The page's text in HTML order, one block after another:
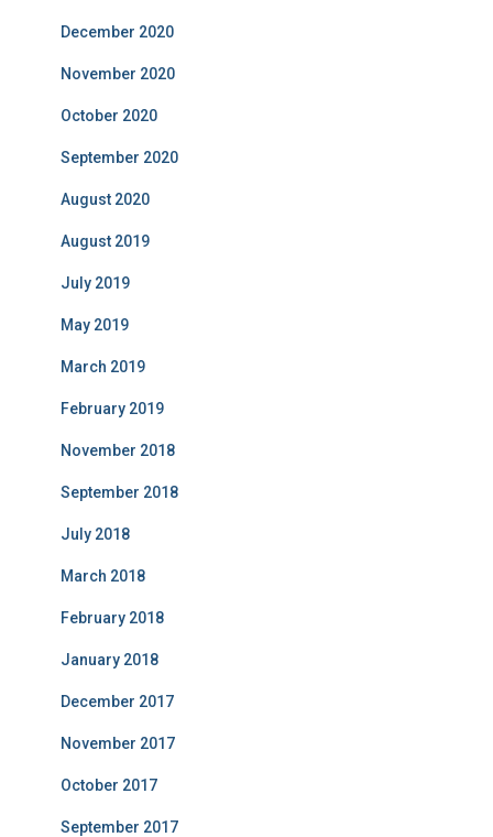
December 2020
November 2020
October 2020
September 2020
August 2020
August 2019
July 2019
May 2019
March 2019
February 2019
November 2018
September 2018
July 2018
March 2018
February 2018
January 2018
December 2017
November 2017
October 2017
September 2017